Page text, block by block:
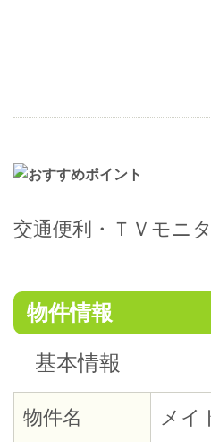
交通便利・ＴＶモニ
物件情報
基本情報
物件名 メイ